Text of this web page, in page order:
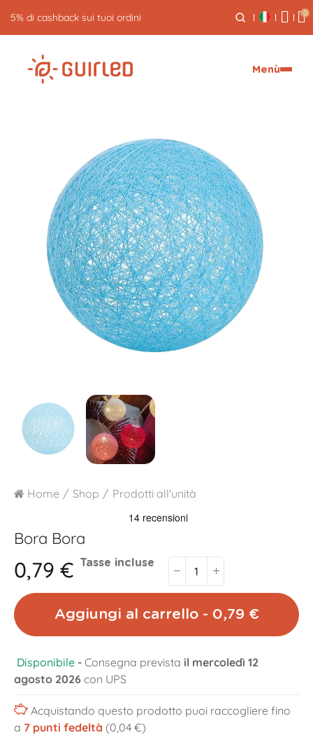
5% di cashback sui tuoi ordini 0
Menù
Home Shop Prodotti all'unità
Bora Bora
0,79 € Tasse incluse
Aggiungi al carrello - 0,79 €
Disponibile - Consegna prevista il mercoledì 12
agosto 2026 con UPS
Acquistando questo prodotto puoi raccogliere fino
a 7 punti fedeltà (0,04 €)